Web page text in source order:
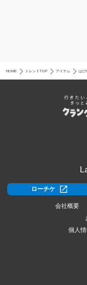
HOME トレンドTOP アイテム はぴ
ローチケ
会社概要
個人